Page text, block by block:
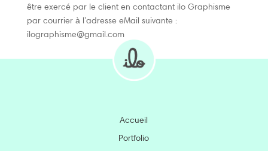
être exercé par le client en contactant ilo Graphisme
par courrier à l’adresse eMail suivante :
ilographisme@gmail.com
Accueil
Portfolio